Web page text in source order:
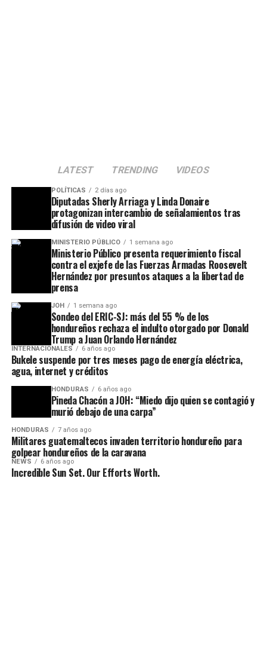
LATEST TRENDING VIDEOS
POLÍTICAS 2 días ago
Diputadas Sherly Arriaga y Linda Donaire
protagonizan intercambio de señalamientos tras
difusión de video viral
MINISTERIO PÚBLICO 1 semana ago
Ministerio Público presenta requerimiento fiscal
contra el exjefe de las Fuerzas Armadas Roosevelt
Hernández por presuntos ataques a la libertad de
prensa
JOH 1 semana ago
Sondeo del ERIC-SJ: más del 55 % de los
hondureños rechaza el indulto otorgado por Donald
Trump a Juan Orlando Hernández
INTERNACIONALES 6 años ago
Bukele suspende por tres meses pago de energía eléctrica,
agua, internet y créditos
HONDURAS 6 años ago
Pineda Chacón a JOH: “Miedo dijo quien se contagió y
murió debajo de una carpa”
HONDURAS 7 años ago
Militares guatemaltecos invaden territorio hondureño para
golpear hondureños de la caravana
NEWS 6 años ago
Incredible Sun Set. Our Efforts Worth.